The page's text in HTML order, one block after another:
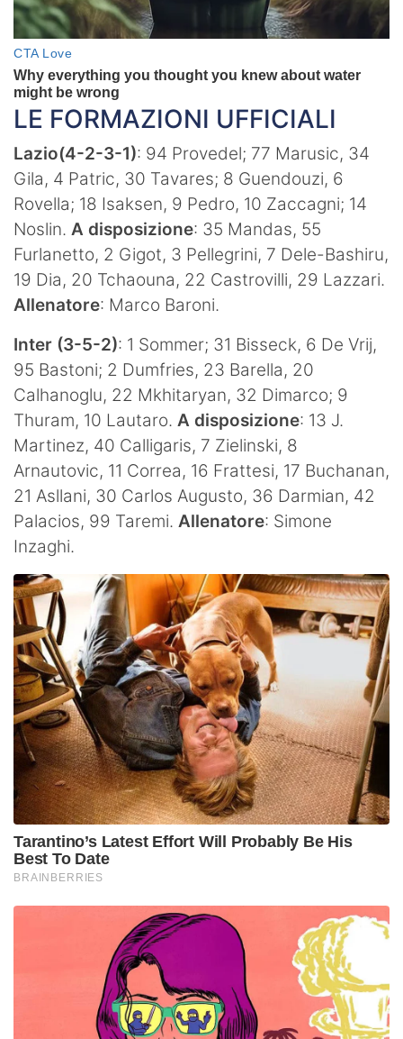
LE FORMAZIONI UFFICIALI
Lazio(4-2-3-1): 94 Provedel; 77 Marusic, 34
Gila, 4 Patric, 30 Tavares; 8 Guendouzi, 6
Rovella; 18 Isaksen, 9 Pedro, 10 Zaccagni; 14
Noslin. A disposizione: 35 Mandas, 55
Furlanetto, 2 Gigot, 3 Pellegrini, 7 Dele-Bashiru,
19 Dia, 20 Tchaouna, 22 Castrovilli, 29 Lazzari.
Allenatore: Marco Baroni.
Inter (3-5-2): 1 Sommer; 31 Bisseck, 6 De Vrij,
95 Bastoni; 2 Dumfries, 23 Barella, 20
Calhanoglu, 22 Mkhitaryan, 32 Dimarco; 9
Thuram, 10 Lautaro. A disposizione: 13 J.
Martinez, 40 Calligaris, 7 Zielinski, 8
Arnautovic, 11 Correa, 16 Frattesi, 17 Buchanan,
21 Asllani, 30 Carlos Augusto, 36 Darmian, 42
Palacios, 99 Taremi. Allenatore: Simone
Inzaghi.